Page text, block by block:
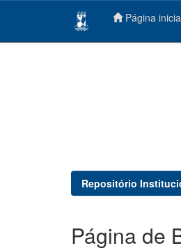
Página
Repositório
Página de